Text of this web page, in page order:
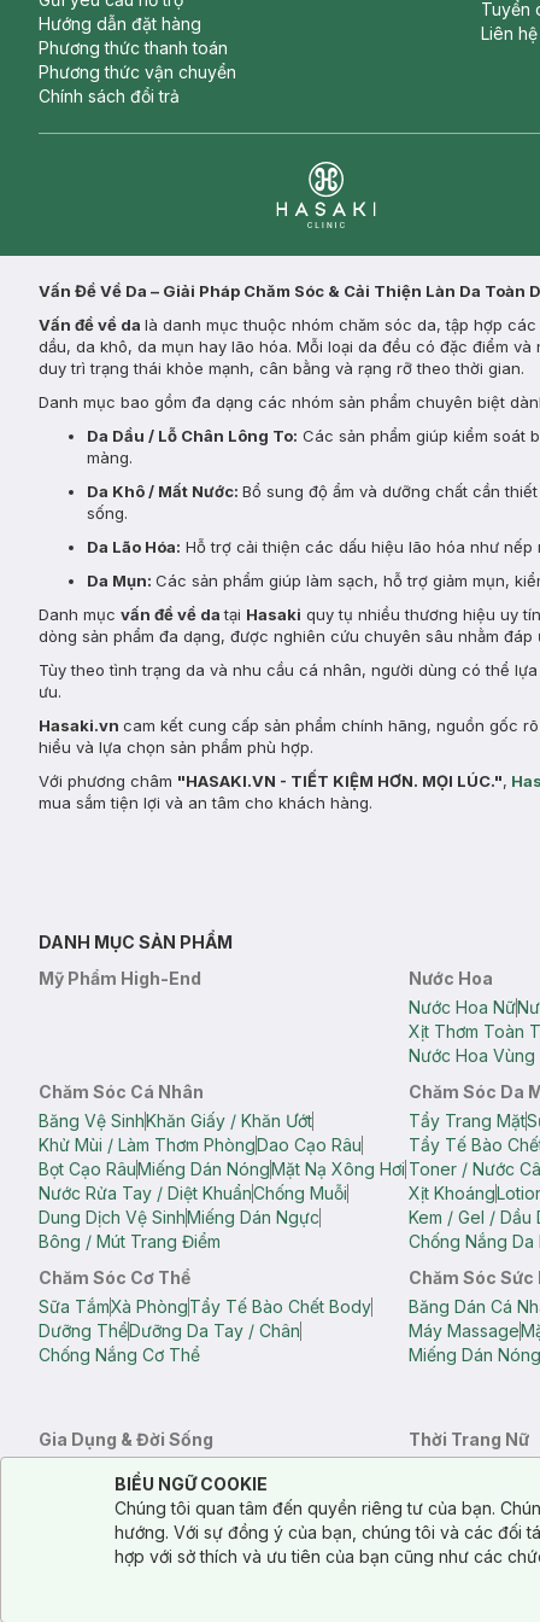
Hướng dẫn đặt hàng
Phương thức thanh toán
Phương thức vận chuyển
Chính sách đổi trả
Tuyển
Liên hệ
Vấn Đề Về Da – Giải Pháp Chăm Sóc & Cải Thiện Làn Da Toàn
Vấn đề về da là danh mục thuộc nhóm chăm sóc da, tập hợp
dầu, da khô, da mụn hay lão hóa. Mỗi loại da đều có đặc điểm
duy trì trạng thái khỏe mạnh, cân bằng và rạng rỡ theo thời gian.
Danh mục bao gồm đa dạng các nhóm sản phẩm chuyên biệt
Da Dầu / Lỗ Chân Lông To: Các sản phẩm giúp kiểm soát
màng.
Da Khô / Mất Nước: Bổ sung độ ẩm và dưỡng chất cần
sống.
Da Lão Hóa: Hỗ trợ cải thiện các dấu hiệu lão hóa như
Da Mụn: Các sản phẩm giúp làm sạch, hỗ trợ giảm mụn,
Danh mục vấn đề về datại Hasaki quy tụ nhiều thương hiệu uy
dòng sản phẩm đa dạng, được nghiên cứu chuyên sâu nhằm
Tùy theo tình trạng da và nhu cầu cá nhân, người dùng có thể
ưu.
Hasaki.vn cam kết cung cấp sản phẩm chính hãng, nguồn gốc
hiểu và lựa chọn sản phẩm phù hợp.
Với phương châm "HASAKI.VN - TIẾT KIỆM HƠN. MỌI LÚC.",
mua sắm tiện lợi và an tâm cho khách hàng.
DANH MỤC SẢN PHẨM
Mỹ Phẩm High-End
Nước Hoa
Nước Hoa Nữ
Xịt Thơm Toàn
Nước Hoa Vùng
Chăm Sóc Cá Nhân
Băng Vệ SinhKhăn Giấy / Khăn Ướt
Khử Mùi / Làm Thơm PhòngDao Cạo Râu
Bọt Cạo RâuMiếng Dán NóngMặt Nạ Xông Hơi
Nước Rửa Tay / Diệt KhuẩnChống Muỗi
Dung Dịch Vệ SinhMiếng Dán Ngực
Bông / Mút Trang Điểm
Chăm Sóc Da
Tẩy Trang Mặt
Tẩy Tế Bào
Toner / Nước
Xịt Khoáng
Kem / Gel / Dầu
Chống Nắng Da
Chăm Sóc Cơ Thể
Sữa TắmXà PhòngTẩy Tế Bào Chết Body
Dưỡng ThểDưỡng Da Tay / Chân
Chống Nắng Cơ Thể
Chăm Sóc Sức
Băng Dán Cá
Máy Massage
Miếng Dán Nóng
Gia Dụng & Đời Sống
Bông Tắm / Phụ Kiện Tắm
Phụ Kiện Điện Thoại Quạt Cầm Tay / Quạt Mini
Khử Mùi / Làm Thơm PhòngNước GiặtNước Xả
Thời Trang Nữ
Quần Lót Nữ
Túi Xách
Cookie Consent
Notice about cookies usage
BIỂU NGỮ COOKIE
Chúng tôi quan tâm đến quyền riêng tư của bạn.
hướng. Với sự đồng ý của bạn, chúng tôi và các đối
hợp với sở thích và ưu tiên của bạn cũng như các